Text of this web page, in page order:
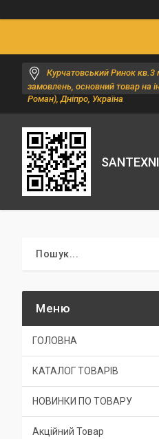
Курчатовський Ринок кв.3
замовлень, основний товар на
Роман), Дніпро, Україна
ГОЛОВНА
КАТАЛОГ ТОВАРІВ
НОВИНКИ ПО ТОВАРУ
Акційний Товар